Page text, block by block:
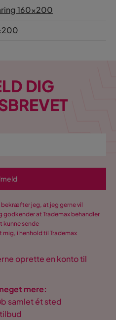
160x200
DIG
jeg, at jeg gerne vil
godkender at Trademax behandler
kunne sende
i henhold til Trademax
oprette en konto til
mere:
samlet ét sted